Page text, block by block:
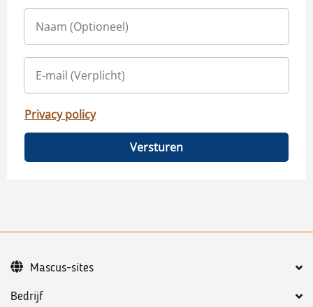
Privacy policy
Versturen
Bedrijf
Mascus-sites